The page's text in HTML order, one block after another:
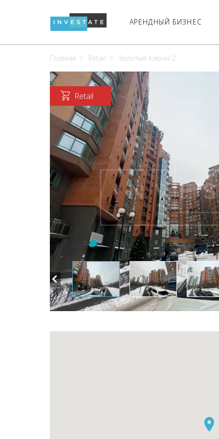
АРЕНДНЫЙ БИЗНЕС
Главная Retail Золотые Ключи-2
Retail